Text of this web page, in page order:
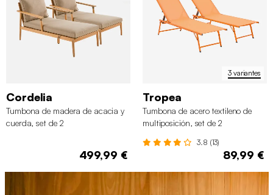
Cordelia
Tumbona de madera de acacia y
cuerda, set de 2
499,99 €
3 variantes
Tropea
Tumbona de acero textileno de
multiposición, set de 2
3.8 (13)
89,99 €